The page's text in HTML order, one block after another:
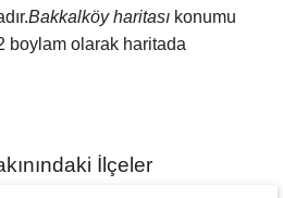
Bakkalköy haritası konumu
boylam olarak haritada
İlçeler